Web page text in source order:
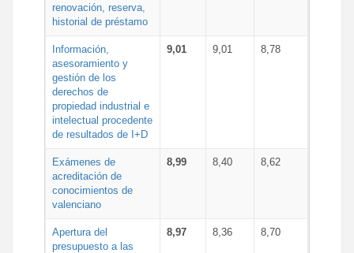
renovación, reserva,
historial de préstamo
Información,
asesoramiento y
gestión de los
derechos de
propiedad industrial e
intelectual procedente
de resultados de I+D
9,01 9,01 8,78
Exámenes de
acreditación de
conocimientos de
valenciano
8,99 8,40 8,62
Apertura del
presupuesto a las
8,97 8,36 8,70